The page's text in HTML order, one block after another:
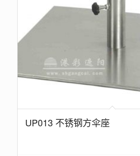
UP013 不锈钢方伞座